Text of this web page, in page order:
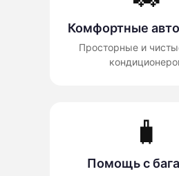
Комфортные
Просторные и
🧳
Помощь с